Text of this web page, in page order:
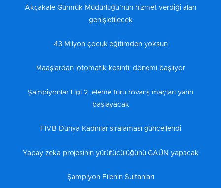
Akçakale Gümrük Müdürlüğü’nün hizmet verdiği alan
genişletilecek
43 Milyon çocuk eğitimden yoksun
Maaşlardan 'otomatik kesinti' dönemi başlıyor
Şampiyonlar Ligi 2. eleme turu rövanş maçları yarın
başlayacak
FIVB Dünya Kadınlar sıralaması güncellendi
Yapay zeka projesinin yürütücülüğünü GAÜN yapacak
Şampiyon Filenin Sultanları